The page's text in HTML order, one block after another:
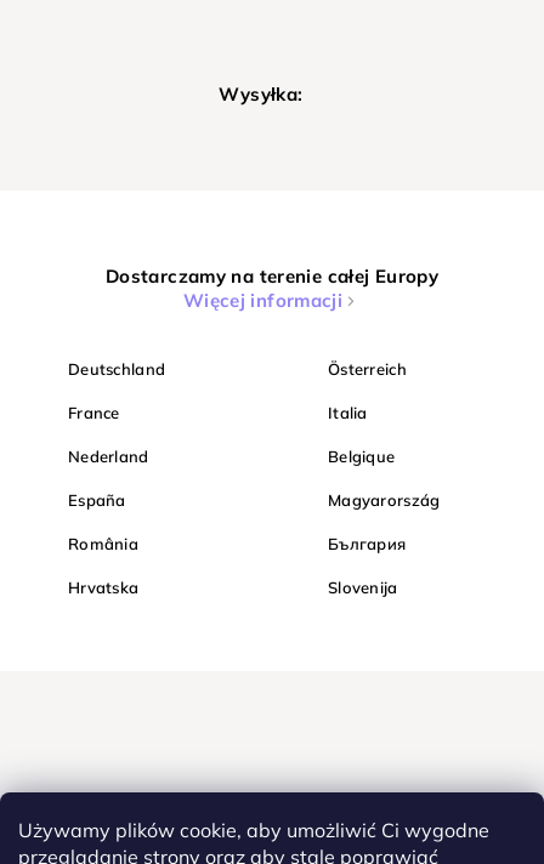
Używamy plików cookie, aby umożliwić Ci wygodne
przeglądanie strony oraz aby stale poprawiać
Wysyłka:
Dostarczamy na terenie całej Europy
Więcej informacji
Deutschland Österreich
France Italia
Nederland Belgique
España Magyarország
România България
Hrvatska Slovenija